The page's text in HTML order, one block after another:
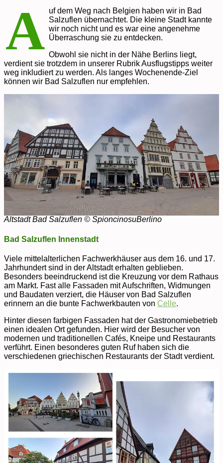
A uf dem Weg nach Belgien haben wir in Bad
Salzuflen übernachtet. Die kleine Stadt kannte
wir noch nicht und es war eine angenehme
Überraschung sie zu entdecken.
Obwohl sie nicht in der Nähe Berlins liegt,
verdient sie trotzdem in unserer Rubrik Ausflugstipps weiter
weg inkludiert zu werden. Als langes Wochenende-Ziel
können wir Bad Salzuflen nur empfehlen.
Altstadt Bad Salzuflen © SpioncinosuBerlino
Bad Salzuflen Innenstadt
Viele mittelalterlichen Fachwerkhäuser aus dem 16. und 17.
Jahrhundert sind in der Altstadt erhalten geblieben.
Besonders beeindruckend ist die Kreuzung vor dem Rathaus
am Markt. Fast alle Fassaden mit Aufschriften, Widmungen
und Baudaten verziert, die Häuser von Bad Salzuflen
erinnern an die bunte Fachwerkbauten von Celle.
Hinter diesen farbigen Fassaden hat der Gastronomiebetrieb
einen idealen Ort gefunden. Hier wird der Besucher von
modernen und traditionellen Cafés, Kneipe und Restaurants
verführt. Einen besonderes guten Ruf haben sich die
verschiedenen griechischen Restaurants der Stadt verdient.